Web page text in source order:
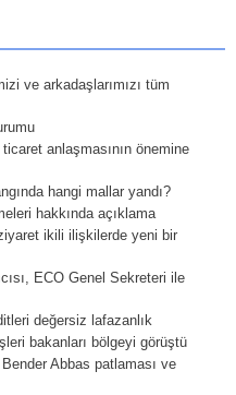
ve arkadaşlarımızı tüm
anlaşmasının önemine
hangi mallar yandı?
hakkında açıklama
ikili ilişkilerde yeni bir
ECO Genel Sekreteri ile
değersiz lafazanlık
bakanları bölgeyi görüştü
Abbas patlaması ve